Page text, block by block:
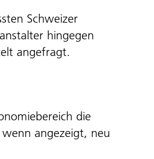
Schweizer
hingegen
angefragt.
die
angezeigt, neu